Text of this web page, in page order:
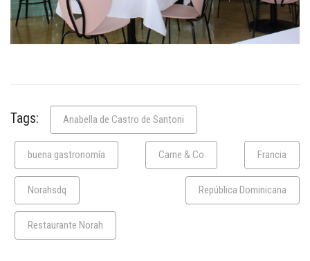
Tags: Anabella de Castro de Santoni
buena gastronomía Carne & Co Francia
Norahsdq República Dominicana
Restaurante Norah